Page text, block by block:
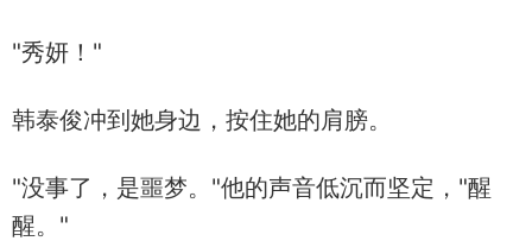
"秀妍！"
韩泰俊冲到她身边，按住她的肩膀。
"没事了，是噩梦。"他的声音低沉而坚定，"醒
醒。"